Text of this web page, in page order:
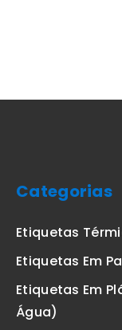
Categorias
Etiquetas
Etiquetas Em
Etiquetas Em
Água)